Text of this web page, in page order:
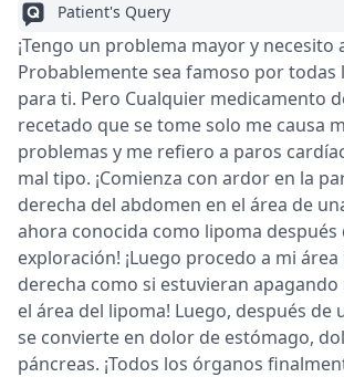
Patient's Query
¡Tengo un problema mayor y necesito
Probablemente sea famoso por todas
para ti. Pero Cualquier medicamento
recetado que se tome solo me causa
problemas y me refiero a paros
mal tipo. ¡Comienza con ardor en la
derecha del abdomen en el área de
ahora conocida como lipoma después
exploración! ¡Luego procedo a mi
derecha como si estuvieran
el área del lipoma! Luego, después de
se convierte en dolor de estómago,
páncreas. ¡Todos los órganos